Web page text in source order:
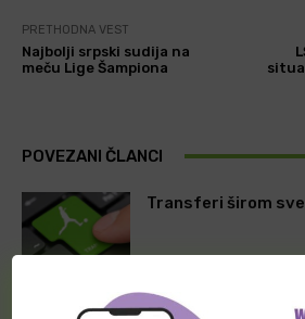
PRETHODNA VEST
Najbolji srpski sudija na
meču Lige Šampiona
POVEZANI ČLANCI
Transferi širom
“Svrake” imaju